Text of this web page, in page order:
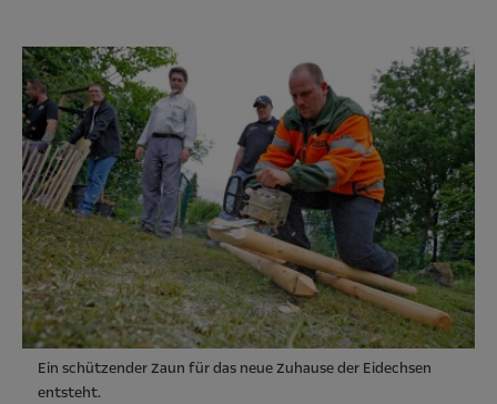
Ein schützender Zaun für das neue Zuhause der Eidechsen
entsteht.